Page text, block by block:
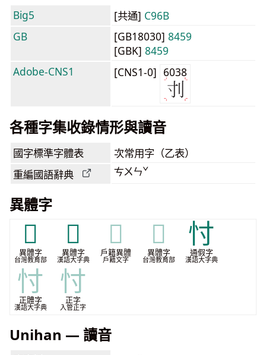
Big5 [共通] C96B
GB
[GB18030] 8459
[GBK] 8459
Adobe-CNS1
[CNS1-0] 6038
各種字集收錄情形與讀音
國字標準字體表 次常用字（乙表）
重編國語辭典 ㄘㄨㄣˇ
異體字
𠚳
異體字
台灣教育部
𢩭
異體字
漢語大字典
𢩭
戶籍異體
戶籍文字
𢩭
異體字
台灣教育部
忖
通假字
漢語大字典
忖
正體字
漢語大字典
忖
正字
入管正字
Unihan — 讀音